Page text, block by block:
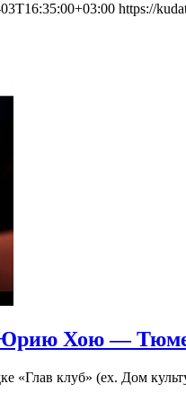
https://
Хою —
«Глав клуб» (ex. Дом